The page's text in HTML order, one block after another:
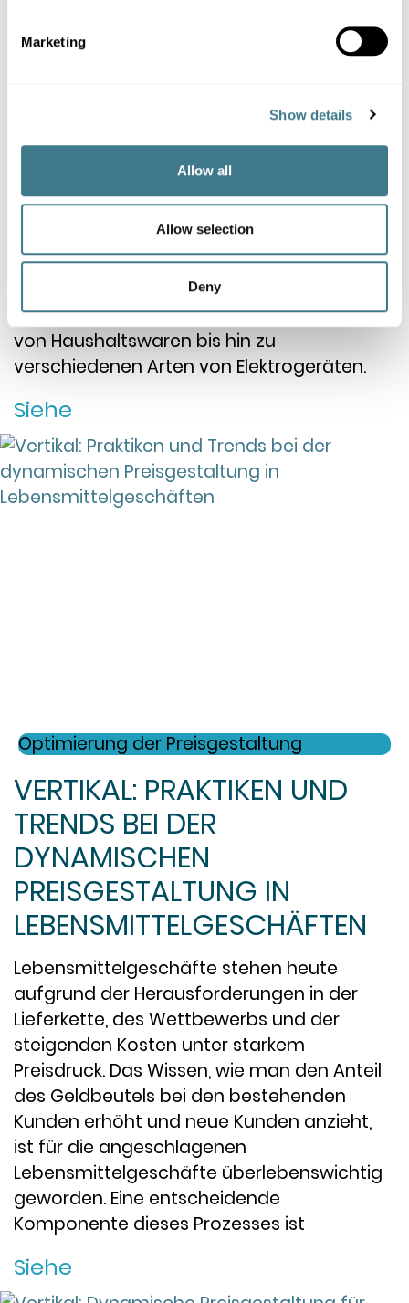
Marketing
Show details
Allow all
Allow selection
Deny
VERTIKAL: DYNAMISCHE
DIY-Einzelhändler stehen in einem harten
starkem Druck, ihre Gewinnspannen zu
verbessern. Während DIY-Einzelhändler
traditionell Farben und Werkzeuge
verkaufen, konkurrieren sie heute auch in
anderen Kategorien und verkaufen alles
von Haushaltswaren bis hin zu
verschiedenen Arten von Elektrogeräten.
Siehe
Optimierung der Preisgestaltung
VERTIKAL: PRAKTIKEN UND
TRENDS BEI DER
DYNAMISCHEN
PREISGESTALTUNG IN
LEBENSMITTELGESCHÄFTEN
Lebensmittelgeschäfte stehen heute
aufgrund der Herausforderungen in der
Lieferkette, des Wettbewerbs und der
steigenden Kosten unter starkem
Preisdruck. Das Wissen, wie man den Anteil
des Geldbeutels bei den bestehenden
Kunden erhöht und neue Kunden anzieht,
ist für die angeschlagenen
Lebensmittelgeschäfte überlebenswichtig
geworden. Eine entscheidende
Komponente dieses Prozesses ist
Siehe